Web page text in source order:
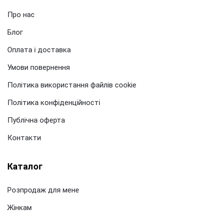
Про нас
Блог
Оплата і доставка
Умови повернення
Політика використання файлів cookie
Політика конфіденційності
Публічна оферта
Контакти
Каталог
Розпродаж для мене
Жінкам